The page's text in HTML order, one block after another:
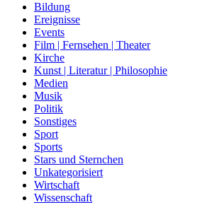
Bildung
Ereignisse
Events
Film | Fernsehen | Theater
Kirche
Kunst | Literatur | Philosophie
Medien
Musik
Politik
Sonstiges
Sport
Sports
Stars und Sternchen
Unkategorisiert
Wirtschaft
Wissenschaft